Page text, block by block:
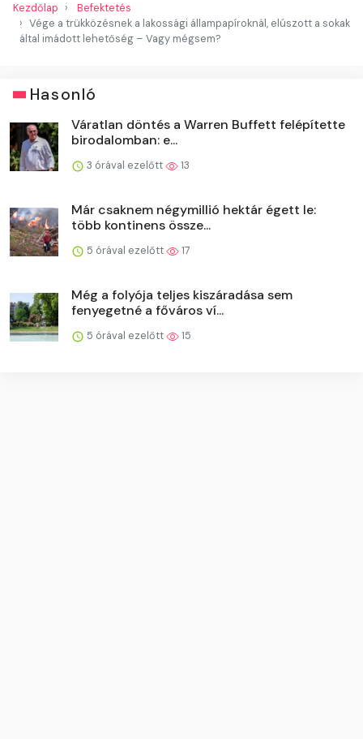
Kezdőlap
Befektetés
Vége a trükközésnek a lakossági állampapíroknál, elúszott a sokak
által imádott lehetőség – Vagy mégsem?
Hasonló
Váratlan döntés a Warren Buffett felépítette
birodalomban: e...
3 órával ezelőtt 13
Már csaknem négymillió hektár égett le:
több kontinens össze...
5 órával ezelőtt 17
Még a folyója teljes kiszáradása sem
fenyegetné a főváros ví...
5 órával ezelőtt 15